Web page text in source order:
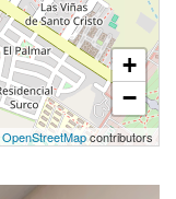
+
−
OpenStreetMapcontributors